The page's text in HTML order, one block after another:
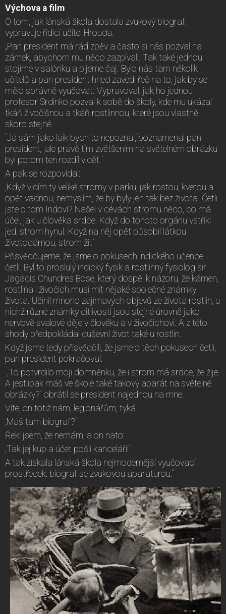
Výchova a film
O tom, jak lánská škola dostala zvukový biograf,
vypravuje řídící učitel Hrouda.
„Pan president má rád zpěv a často si nás pozval na
zámek, abychom mu něco zazpívali. Tak také jednou
stojíme v salónku a pijeme čaj. Bylo nás tam několik
učitelů a pan president hned zavedl řeč na to, jak by se
mělo správně vyučovat. Vypravoval, jak ho jednou
profesor Srdínko pozval k sobě do školy, kde mu ukázal
tkáň živočišnou a tkáň rostlinnou, které jsou vlastně
skoro stejné.
´Já sám jako laik bych to nepoznal,´poznamenal pan
president, ,ale právě tím zvětšením na světelném obrázku
byl potom ten rozdíl vidět.´
A pak se rozpovídal:
,Když vidím ty veliké stromy v parku, jak rostou, kvetou a
opět vadnou, nemyslím, že by byly jen tak bez života. Četli
jste o tom Indovi? Našel v cévách stromu něco, co má
účel, jak u člověka srdce. Když do tohoto orgánu vstříkl
jed, strom hynul. Když na něj opět působil látkou
životodárnou, strom žil.´
Přisvědčujeme, že jsme o pokusech indického učence
četli. Byl to proslulý indický fysik a rostlinný fysiolog sir
Jagadis Chundres Bose, který dospěl k názoru, že kámen,
rostlina i živočich musí mít nějaké společné známky
života. Učinil mnoho zajímavých objevů ze života rostlin, u
nichž různé známky citlivosti jsou stejné úrovně jako
nervově svalové děje v člověku a v živočichovi. A z této
shody předpokládal duševní život také u rostlin.
Když jsme tedy přisvědčili, že jsme o těch pokusech četli,
pan president pokračoval:
,To potvrdilo moji domněnku, že i strom má srdce, že žije.
A jestlipak máš ve škole také takový aparát na světelné
obrázky?´ obrátil se president najednou na mne.
Víte, on totiž nám, legionářům, tyká.
,Máš tam biograf?´
Řekl jsem, že nemám, a on nato:
,Tak jej kup a účet pošli kanceláři!´
A tak získala lánská škola nejmodernější vyučovací
prostředek: biograf se zvukovou aparaturou.“